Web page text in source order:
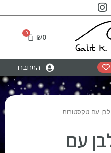
₪0
התחברו
עם טקסטורות
עם